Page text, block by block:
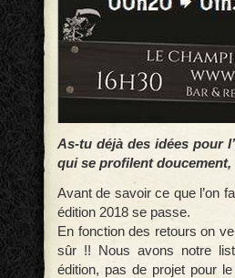
As-tu déjà des idées pour
qui se profilent
Avant de savoir ce que l’on
édition 2018 se passe.
En fonction des retours on
sûr !! Nous avons notre
édition, pas de projet pour